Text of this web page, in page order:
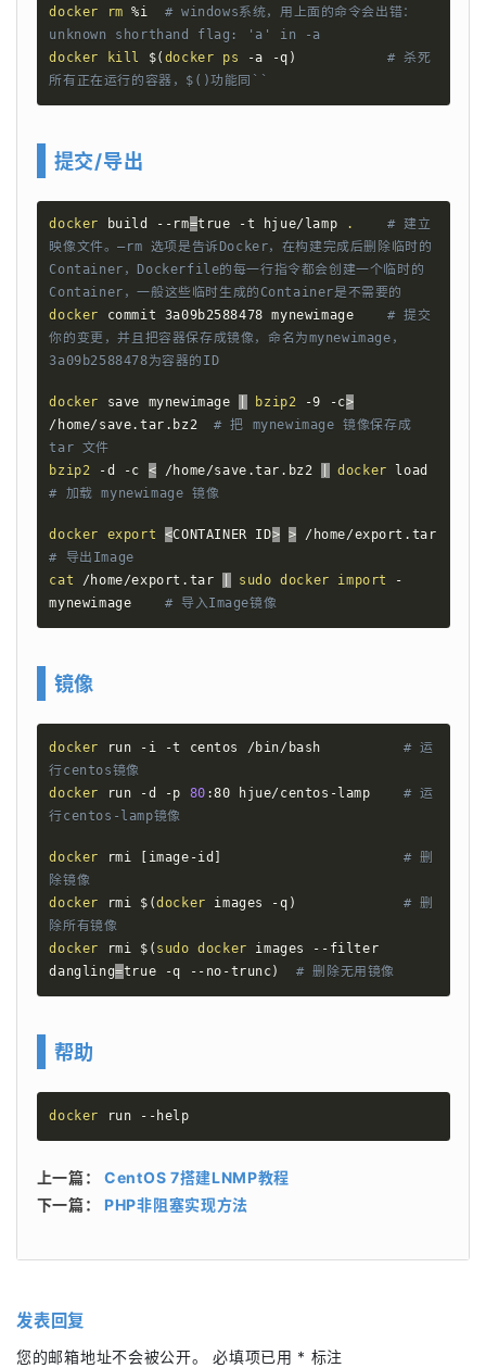
docker
rm %i # windows系统，用上面的命令会出错：
unknown shorthand flag: 'a' in -a
docker
kill $( docker ps -a -q )
# 杀死
所有正在运行的容器，$()功能同``
提交/导出
docker build --rm=true -t hjue/lamp .
# 建立
映像文件。–rm 选项是告诉Docker，在构建完成后删除临时的
Container，Dockerfile的每一行指令都会创建一个临时的
Container，一般这些临时生成的Container是不需要的
docker commit 3a09b2588478 mynewimage # 提交
你的变更，并且把容器保存成镜像，命名为mynewimage，
3a09b2588478为容器的ID
docker save mynewimage bzip2 -9 -c>
/home/save.tar.bz2 # 把 mynewimage 镜像保存成
tar 文件
bzip2 -d -c < /home/save.tar.bz2 docker
# 加载 mynewimage 镜像
docker export <CONTAINER ID> >
# 导出Image
cat /home/export.tar sudo docker import
-
mynewimage # 导入Image镜像
镜像
docker run -i -t centos /bin/bash # 运
行centos镜像
docker run -d -p 80 :80 hjue/centos-lamp # 运
行centos-lamp镜像
docker rmi image-id
# 删
除镜像
docker rmi $(docker images -q )
# 删
除所有镜像
docker rmi $( sudo docker
dangling=true -q --no-trunc) # 删除无用镜像
帮助
docker run --help
上一篇： CentOS 7搭建LNMP教程
下一篇： PHP非阻塞实现方法
发表回复
您的邮箱地址不会被公开。 必填项已用 * 标注